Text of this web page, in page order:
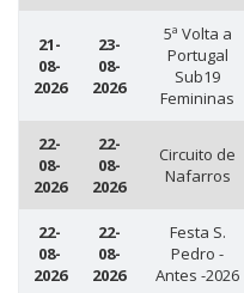
21-
08-
2026
23-
08-
2026
5ª Volta a
Portugal
Sub19
Femininas
22-
08-
2026
22-
08-
2026
Circuito de
Nafarros
22-
08-
2026
22-
08-
2026
Festa S.
Pedro -
Antes -2026